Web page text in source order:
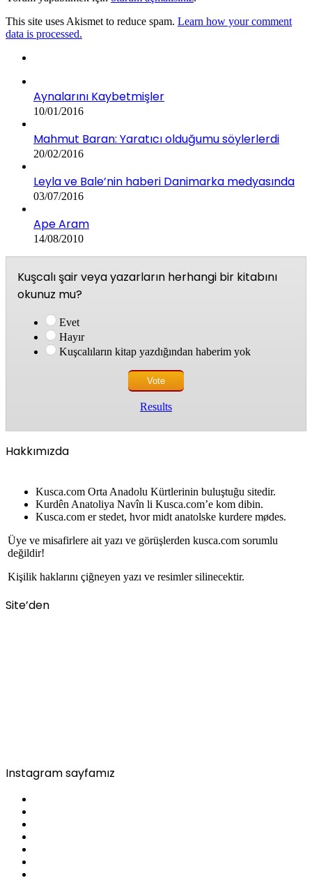
This site uses Akismet to reduce spam. Learn how your comment
data is processed.
Aynalarını Kaybetmişler
10/01/2016
Mahmut Baran: Yaratıcı olduğumu söylerlerdi
20/02/2016
Leyla ve Bale’nin haberi Danimarka medyasında
03/07/2016
Ape Aram
14/08/2010
Kuşcalı şair veya yazarların herhangi bir kitabını
okunuz mu?
Evet
Hayır
Kuşcalıların kitap yazdığından haberim yok
Results
Hakkımızda
Kusca.com Orta Anadolu Kürtlerinin buluştuğu sitedir.
Kurdên Anatoliya Navîn li Kusca.com’e kom dibin.
Kusca.com er stedet, hvor midt anatolske kurdere mødes.
Üye ve misafirlere ait yazı ve görüşlerden kusca.com sorumlu
değildir!
Kişilik haklarını çiğneyen yazı ve resimler silinecektir.
Site’den
Instagram sayfamız